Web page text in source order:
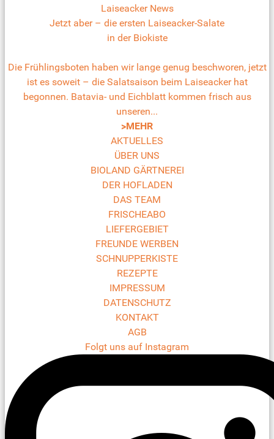
Laiseacker News
Jetzt aber – die ersten Laiseacker-Salate
in der Biokiste
Die Frühlingsboten haben wir lange genug beschworen, jetzt
ist es soweit – die Salatsaison beim Laiseacker hat
begonnen. Batavia- und Eichblatt kommen frisch aus
unseren...
>MEHR
AKTUELLES
ÜBER UNS
BIOLAND GÄRTNEREI
DER HOFLADEN
DAS TEAM
FRISCHEABO
LIEFERGEBIET
FREUNDE WERBEN
SCHNUPPERKISTE
REZEPTE
IMPRESSUM
DATENSCHUTZ
KONTAKT
AGB
Folgt uns auf Instagram